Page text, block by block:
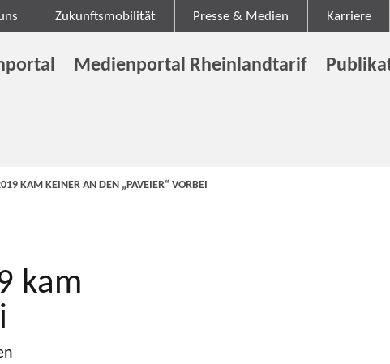
Zukunftsmobilität Presse & Medien Karriere
Medienportal Rheinlandtarif
KAM KEINER AN DEN „PAVEIER“ VORBEI
kam